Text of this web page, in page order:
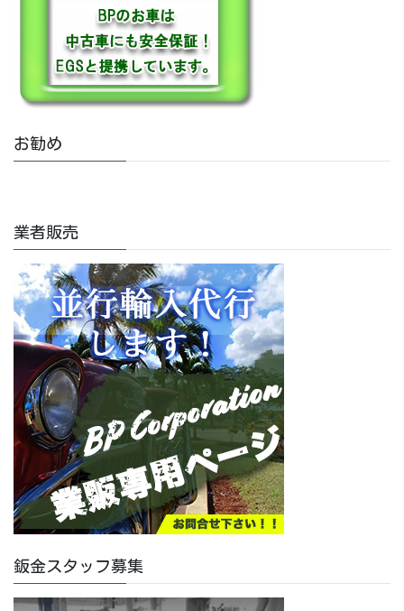
お勧め
業者販売
鈑金スタッフ募集